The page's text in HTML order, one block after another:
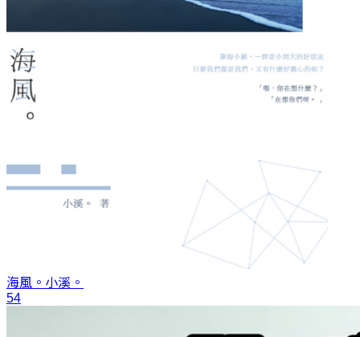
海風。 小溪。
54